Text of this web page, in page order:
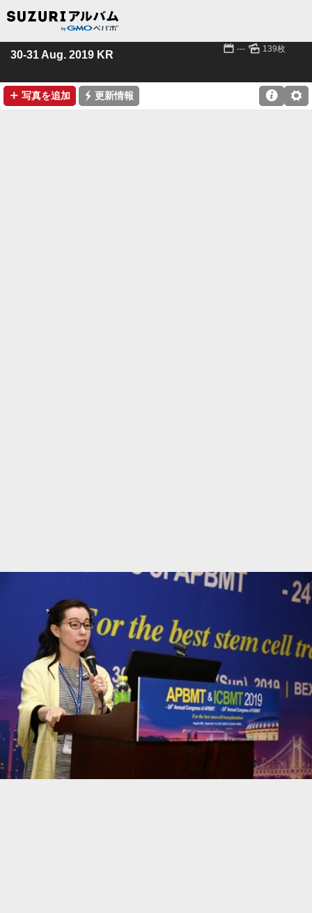
30-31 Aug. 2019 KR 📅 --- 🌄 139枚
➕ 写真を追加 ⚡ 更新情報 ⚙
